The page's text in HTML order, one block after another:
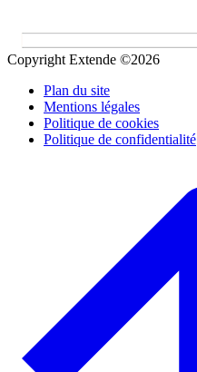
Copyright Extende ©2026
Plan du site
Mentions légales
Politique de cookies
Politique de confidentialité